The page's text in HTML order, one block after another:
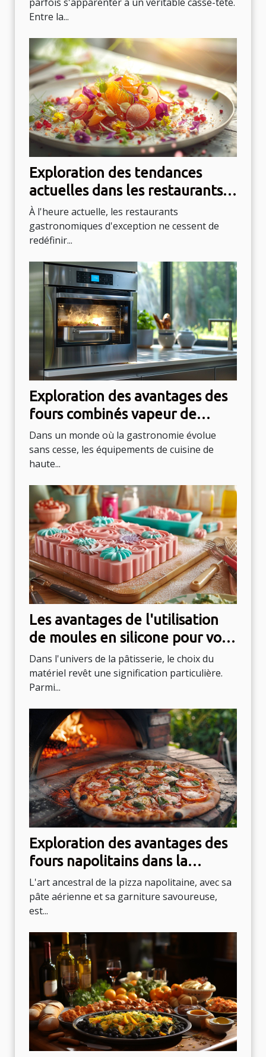
parfois s'apparenter à un véritable casse-tête.
Entre la...
Exploration des tendances
actuelles dans les restaurants
gastronomiques d'exception
À l'heure actuelle, les restaurants
gastronomiques d'exception ne cessent de
redéfinir...
Exploration des avantages des
fours combinés vapeur de
haute technologie
Dans un monde où la gastronomie évolue
sans cesse, les équipements de cuisine de
haute...
Les avantages de l'utilisation
de moules en silicone pour vos
gâteaux
Dans l'univers de la pâtisserie, le choix du
matériel revêt une signification particulière.
Parmi...
Exploration des avantages des
fours napolitains dans la
cuisson des pizzas
L'art ancestral de la pizza napolitaine, avec sa
pâte aérienne et sa garniture savoureuse,
est...